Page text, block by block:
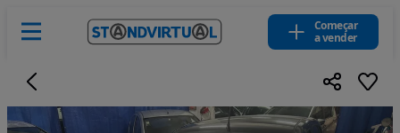
Começar
a vender